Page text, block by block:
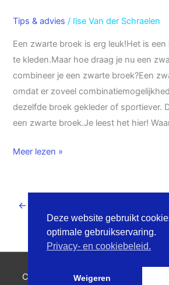
Tips & advies / Ilse Van der Schraelen
Een zwarte broek is erg leuk!Het is een
te kleden.Maar hoe draag je nu een
combineer je een zwarte broek?Een
omdat er zoveel
dezelfde broek gekleder of sportiever.
een zwarte broek.Je leest het hier!
Meer lezen »
←
Copyright © 2026Ilse Van der
Deze website gebruikt
optimale gebruikservaring.
Privacy- en cookiebeleid.
Weigeren